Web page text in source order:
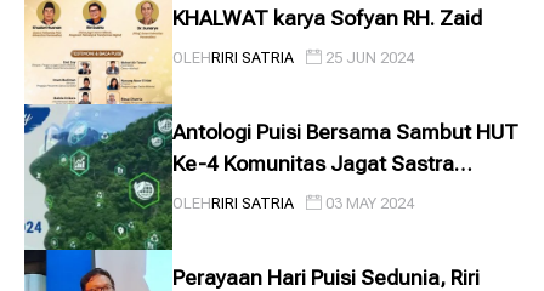
KHALWAT karya Sofyan RH. Zaid
OLEHRIRI SATRIA 25 JUN 2024
Antologi Puisi Bersama Sambut HUT
Ke-4 Komunitas Jagat Sastra
Milenia
OLEHRIRI SATRIA 03 MAY 2024
Perayaan Hari Puisi Sedunia, Riri